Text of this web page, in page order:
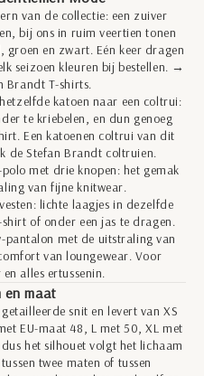
van de collectie: een zuiver
bij ons in ruim veertien tonen
en zwart. Eén keer dragen
seizoen kleuren bij bestellen. →
Brandt T-shirts.
katoen naar een coltrui:
te kriebelen, en dun genoeg
Een katoenen coltrui van dit
deStefan Brandt coltruien.
met drie knopen: het gemak
van fijne knitwear.
lichte laagjes in dezelfde
of onder een jas te dragen.
pantalon met de uitstraling van
van loungewear. Voor
alles ertussenin.
en maat
snit en levert van XS
EU-maat 48, L met 50, XL met
het silhouet volgt het lichaam
twee maten of tussen